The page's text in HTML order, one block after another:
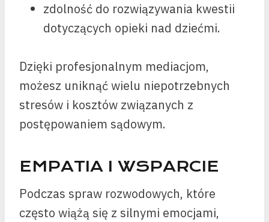
zdolność do rozwiązywania kwestii
dotyczących opieki nad dziećmi.
Dzięki profesjonalnym mediacjom,
możesz uniknąć wielu niepotrzebnych
stresów i kosztów związanych z
postępowaniem sądowym.
EMPATIA I WSPARCIE
Podczas spraw rozwodowych, które
często wiążą się z silnymi emocjami,